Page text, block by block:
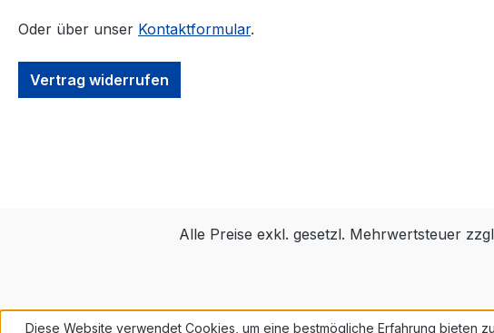
Oder über unser Kontaktformular.
Vertrag widerrufen
Alle Preise exkl. gesetzl. Mehrwertsteuer
Diese Website verwendet Cookies, um eine bestmögliche Erfahrung bieten